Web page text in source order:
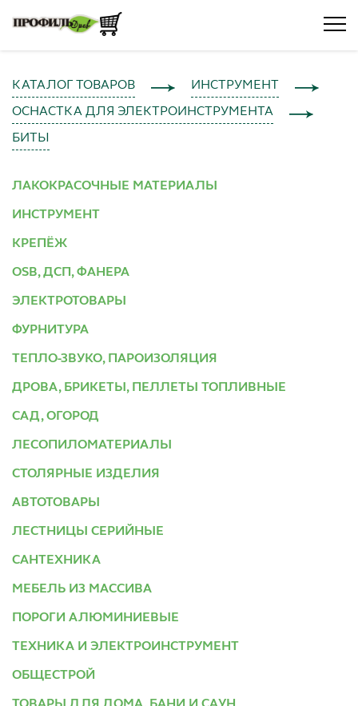
КАТАЛОГ ТОВАРОВ ИНСТРУМЕНТ
ОСНАСТКА ДЛЯ ЭЛЕКТРОИНСТРУМЕНТА
БИТЫ
ЛАКОКРАСОЧНЫЕ МАТЕРИАЛЫ
ИНСТРУМЕНТ
КРЕПЁЖ
OSB, ДСП, ФАНЕРА
ЭЛЕКТРОТОВАРЫ
ФУРНИТУРА
ТЕПЛО-ЗВУКО, ПАРОИЗОЛЯЦИЯ
ДРОВА, БРИКЕТЫ, ПЕЛЛЕТЫ ТОПЛИВНЫЕ
САД, ОГОРОД
ЛЕСОПИЛОМАТЕРИАЛЫ
СТОЛЯРНЫЕ ИЗДЕЛИЯ
АВТОТОВАРЫ
ЛЕСТНИЦЫ СЕРИЙНЫЕ
САНТЕХНИКА
МЕБЕЛЬ ИЗ МАССИВА
ПОРОГИ АЛЮМИНИЕВЫЕ
ТЕХНИКА И ЭЛЕКТРОИНСТРУМЕНТ
ОБЩЕСТРОЙ